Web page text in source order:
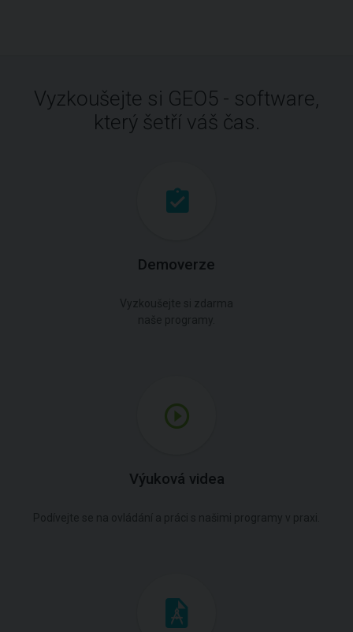
Vyzkoušejte si GEO5 - software,
který šetří váš čas.
Demoverze
Výuková videa